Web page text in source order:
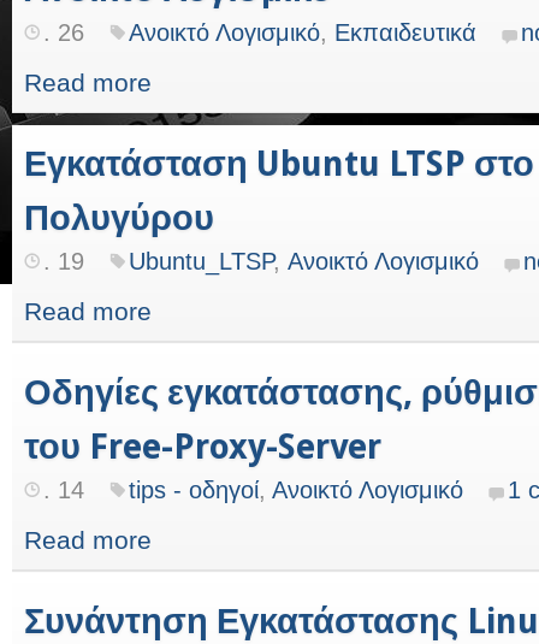
. 26 Ανοικτό Λογισμικό, Εκπαιδευτικά
Read more
Εγκατάσταση Ubuntu LTSP
Πολυγύρου
. 19 Ubuntu_LTSP, Ανοικτό Λογισμικό
Read more
Οδηγίες εγκατάστασης,
του Free-Proxy-Server
. 14 tips - οδηγοί, Ανοικτό Λογισμικό 1
Read more
Συνάντηση Εγκατάστασης